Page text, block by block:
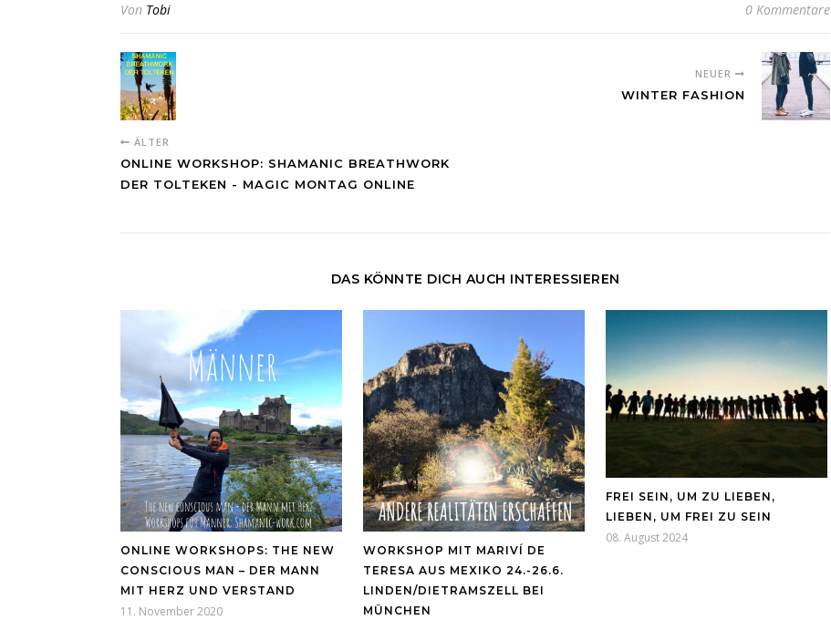
Von Tobi 0 Kommentare
ÄLTER
ONLINE WORKSHOP: SHAMANIC BREATHWORK
DER TOLTEKEN - MAGIC MONTAG ONLINE
NEUER
WINTER FASHION
DAS KÖNNTE DICH AUCH INTERESSIEREN
ONLINE WORKSHOPS: THE NEW
CONSCIOUS MAN – DER MANN
MIT HERZ UND VERSTAND
11. November 2020
WORKSHOP MIT MARIVÍ DE
TERESA AUS MEXIKO 24.-26.6.
LINDEN/DIETRAMSZELL BEI
MÜNCHEN
FREI SEIN, UM ZU LIEBEN,
LIEBEN, UM FREI ZU SEIN
08. August 2024